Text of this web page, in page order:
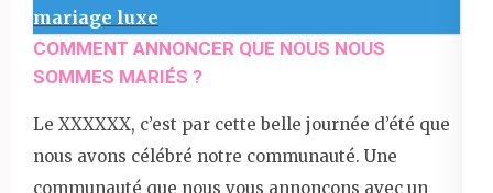
mariage luxe
COMMENT ANNONCER QUE NOUS NOUS
SOMMES MARIÉS ?
Le XXXXXX, c’est par cette belle journée d’été que
nous avons célébré notre communauté. Une
communauté que nous vous annonçons avec un